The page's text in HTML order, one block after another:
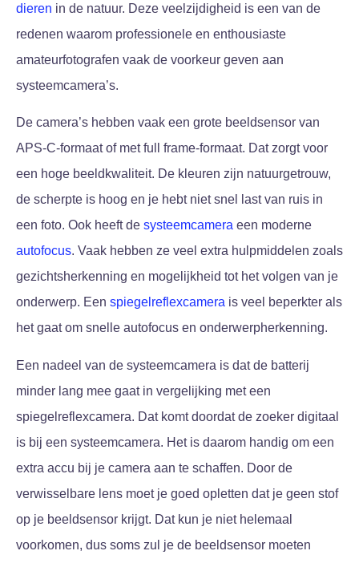
dieren in de natuur. Deze veelzijdigheid is een van de
redenen waarom professionele en enthousiaste
amateurfotografen vaak de voorkeur geven aan
systeemcamera’s.
De camera’s hebben vaak een grote beeldsensor van
APS-C-formaat of met full frame-formaat. Dat zorgt voor
een hoge beeldkwaliteit. De kleuren zijn natuurgetrouw,
de scherpte is hoog en je hebt niet snel last van ruis in
een foto. Ook heeft de systeemcamera een moderne
autofocus. Vaak hebben ze veel extra hulpmiddelen zoals
gezichtsherkenning en mogelijkheid tot het volgen van je
onderwerp. Een spiegelreflexcamera is veel beperkter als
het gaat om snelle autofocus en onderwerpherkenning.
Een nadeel van de systeemcamera is dat de batterij
minder lang mee gaat in vergelijking met een
spiegelreflexcamera. Dat komt doordat de zoeker digitaal
is bij een systeemcamera. Het is daarom handig om een
extra accu bij je camera aan te schaffen. Door de
verwisselbare lens moet je goed opletten dat je geen stof
op je beeldsensor krijgt. Dat kun je niet helemaal
voorkomen, dus soms zul je de beeldsensor moeten